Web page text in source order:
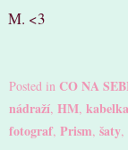
M. <3
Posted in CO NA
nádraží,HM,kabelka
fotograf,Prism,šaty,